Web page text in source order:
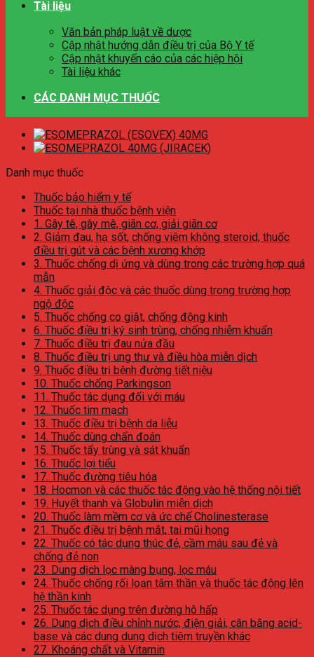
Tài liệu
Văn bản pháp luật về dược
Cập nhật hướng dẫn điều trị của Bộ Y tế
Cập nhật khuyến cáo của các hiệp hội
Tài liệu khác
CÁC DANH MỤC THUỐC
Danh mục thuốc
Thuốc bảo hiểm y tế
Thuốc tại nhà thuốc bệnh viện
1. Gây tê, gây mê, giãn cơ, giải giãn cơ
2. Giảm đau, hạ sốt, chống viêm không steroid, thuốc
điều trị gút và các bệnh xương khớp
3. Thuốc chống dị ứng và dùng trong các trường hợp quá
mẫn
4. Thuốc giải độc và các thuốc dùng trong trường hợp
ngộ độc
5. Thuốc chống co giật, chống động kinh
6. Thuốc điều trị ký sinh trùng, chống nhiễm khuẩn
7. Thuốc điều trị đau nửa đầu
8. Thuốc điều trị ung thư và điều hòa miễn dịch
9. Thuốc điều trị bệnh đường tiết niệu
10. Thuốc chống Parkingson
11. Thuốc tác dụng đối với máu
12. Thuốc tim mạch
13. Thuốc điều trị bệnh da liễu
14. Thuốc dùng chẩn đoán
15. Thuốc tẩy trùng và sát khuẩn
16. Thuốc lợi tiểu
17. Thuốc đường tiêu hóa
18. Hocmon và các thuốc tác động vào hệ thống nội tiết
19. Huyết thanh và Globulin miễn dịch
20. Thuốc làm mềm cơ và ức chế Cholinesterase
21. Thuốc điều trị bệnh mắt, tai mũi họng
22. Thuốc có tác dụng thúc đẻ, cầm máu sau đẻ và
chống đẻ non
23. Dung dịch lọc màng bụng, lọc máu
24. Thuốc chống rối loạn tâm thần và thuốc tác động lên
hệ thần kinh
25. Thuốc tác dụng trên đường hô hấp
26. Dung dịch điều chỉnh nước, điện giải, cân bằng acid-
base và các dung dung dịch tiêm truyền khác
27. Khoáng chất và Vitamin